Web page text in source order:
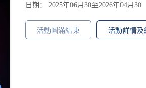
日期： 2025年06月30至2026年04月30
活動圓滿結束 活動詳情及